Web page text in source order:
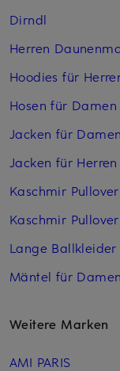
Dirndl
Herren
Hoodies für
Hosen für Damen
Jacken für Damen
Jacken für Herren
Kaschmir
Kaschmir
Lange Ballkleider
Mäntel für Damen
Weitere Marken
AMI PARIS